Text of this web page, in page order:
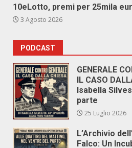
10eLotto, premi per 25mila
3 Agosto 2026
PODCAST
GENERALE
IL CASO
Isabella
parte
25 Luglio 2026
L’Archivio
Falco: Un